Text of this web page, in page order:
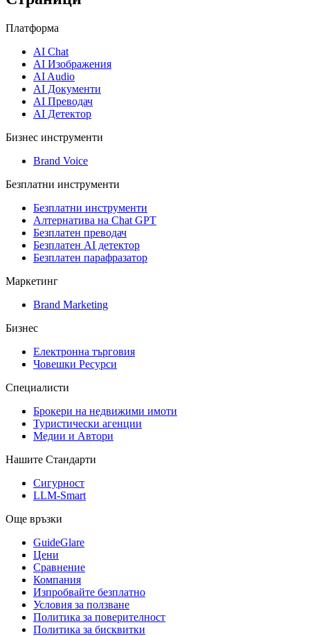
Платформа
AI Chat
AI Изображения
AI Audio
AI Документи
AI Преводач
AI Детектор
Бизнес инструменти
Brand Voice
Безплатни инструменти
Безплатни инструменти
Алтернатива на Chat GPT
Безплатен преводач
Безплатен AI детектор
Безплатен парафразатор
Маркетинг
Brand Marketing
Бизнес
Електронна търговия
Човешки Ресурси
Специалисти
Брокери на недвижими имоти
Туристически агенции
Медии и Автори
Нашите Стандарти
Сигурност
LLM-Smart
Още връзки
GuideGlare
Цени
Сравнение
Компания
Изпробвайте безплатно
Условия за ползване
Политика за поверителност
Политика за бисквитки